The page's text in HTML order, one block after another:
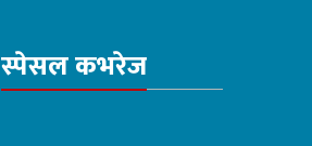
स्पेसल कभरेज